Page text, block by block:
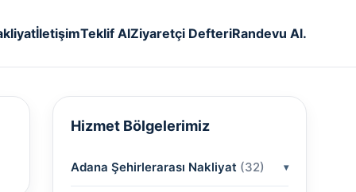
İletişimTeklif AlZiyaretçi DefteriRandevu Al.
Hizmet Bölgelerimiz
Adana Şehirlerarası Nakliyat (32)